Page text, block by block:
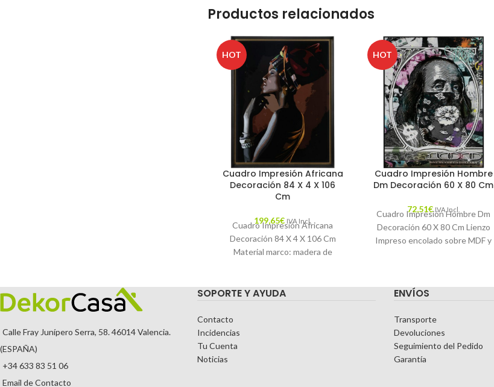
Productos relacionados
HOT
Cuadro Impresión Africana
Decoración 84 X 4 X 106
Cm
199,65€ IVA Incl.
Cuadro Impresión Africana
Decoración 84 X 4 X 106 Cm
Material marco: madera de
TEMPORADA: CATÁLOGO
HOT
Cuadro Impresión Hombre
Dm Decoración 60 X 80 Cm
72,51€ IVA Incl.
Cuadro Impresión Hombre Dm
Decoración 60 X 80 Cm Lienzo
Impreso encolado sobre MDF y
Calle Fray Junípero Serra, 58. 46014 Valencia.
(ESPAÑA)
+34 633 83 51 06
Email de Contacto
SOPORTE Y AYUDA
Contacto
Incidencias
Tu Cuenta
Noticias
ENVÍOS
Transporte
Devoluciones
Seguimiento del Pedido
Garantía